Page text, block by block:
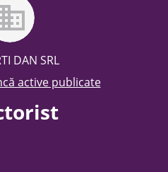
DAN SRL
active publicate